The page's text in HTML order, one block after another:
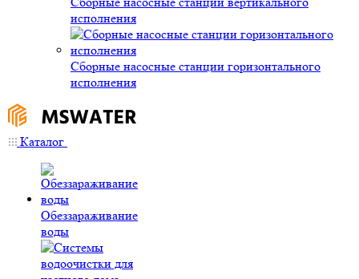
исполнения
Сборные насосные станции горизонтального
исполнения
Каталог
Обеззараживание
воды